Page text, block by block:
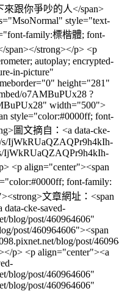
來跟你爭吵的人</span>
style="text-
family:標楷體; font-
strong></p> <p
autoplay; encrypted-
in-picture"
height="281"
o7AMBuPUx28 ?
width="500">
style="color:#0000ff; font-
圖文摘自：<a data-cke-
s/IjWkRUaQZAQPr9h4kIh-
IjWkRUaQZAQPr9h4kIh-
<p align="center"><span
font-family:
文章網址：<span
cke-saved-
blog/post/460964606"
post/460964606"><span
blog/post/
p> <p align="center"><a
blog/post/460964606"
blog/post/460964606"